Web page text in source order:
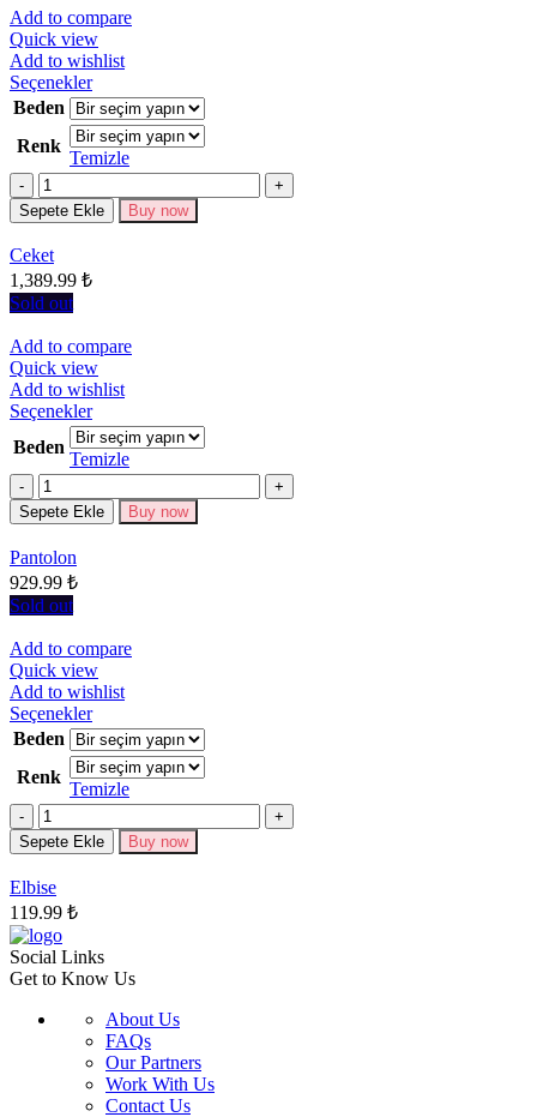
Add to compare
Quick view
Add to wishlist
SeçeneklerBu
ürünün
birden
fazla
varyasyonu
Seçenekler
seçilebilir
Beden
Renk
Temizle
Miktar
Sepete Ekle Buy now
Ceket
1,389.99 ₺
Sold out
Add to compare
Quick view
Add to wishlist
SeçeneklerBu
ürünün
birden
fazla
varyasyonu
var.
Beden
Temizle
Miktar
Sepete Ekle Buy now
Pantolon
929.99 ₺
Sold out
Add to compare
Quick view
Add to wishlist
SeçeneklerBu
ürünün
birden
fazla
varyasyonu
Seçenekler
Beden
Renk
Temizle
Miktar
Sepete Ekle Buy now
Elbise
119.99 ₺
Social Links
Get to Know Us
About Us
FAQs
Our Partners
Work With Us
Contact Us